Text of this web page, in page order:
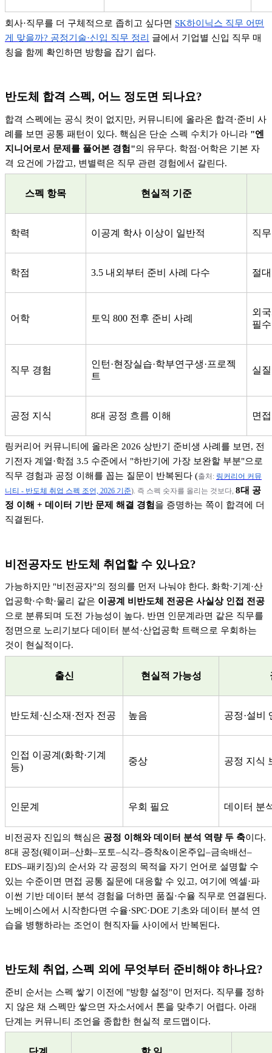
회사·직무를 더 구체적으로 좁히고 싶다면 SK하이닉스 직무 어떤
게
맞을까? 공정기술·신입 직무 정리
글에서 기업별 신입 직무 매
칭을 함께 확인하면 방향을 잡기 쉽다.
반도체 합격 스펙, 어느 정도면 되나요?
합격 스펙에는 공식 컷이 없지만, 커뮤니티에 올라온 합격·준비 사
례를 보면 공통 패턴이 있다. 핵심은 단순 스펙 수치가 아니라 "엔
지니어로서 문제를 풀어본 경험"의 유무다. 학점·어학은 기본 자
격 요건에 가깝고, 변별력은 직무 관련 경험에서 갈린다.
스펙 항목 현실적 기준
학력 이공계 학사 이상이 일반적 직
학점 3.5 내외부터 준비 사례 다수 절
어학 토익 800 전후 준비 사례
외
필수
직무 경험
인턴 ·현장실습·학부연구생·프로젝
트
실
공정 지식 8대 공정 흐름 이해 면
링커리어 커뮤니티에 올라온 2026 상반기 준비생 사례를 보면, 전
기전자 계열·학점 3.5 수준에서 "하반기에 가장 보완할 부분"으로
직무 경험과 공정 이해를 꼽는 질문이 반복된다 (출처 : 링커리어 커뮤
니티 - 반도체 취업 스펙 조언, 2026 기준). 즉 스펙 숫자를 올리는 것보다, 8대 공
정 이해 + 데이터 기반 문제 해결 경험을 증명하는 쪽이 합격에 더
직결된다.
비전공자도 반도체 취업할 수 있나요?
가능하지만 "비전공자"의 정의를 먼저 나눠야 한다. 화학·기계 ·산
업공학·수학·물리 같은 이공계 비반도체 전공은 사실상 인접 전공
으로 분류되며 도전 가능성이 높다. 반면 인문계라면 같은 직무를
정면으로 노리기보다 데이터 분석·산업공학 트랙으로 우회하는
것이 현실적이다.
출신 현실적 가능성
반도체 ·신소재 ·전자 전공 높음 공정·설비
인접 이공계 (화학·기계
등)
중상 공정 지식
인문계 우회 필요 데이터 분
비전공자 진입의 핵심은 공정 이해와 데이터 분석 역량 두 축이다.
8대 공정(웨이퍼–산화–포토–식각–증착&이온주입–금속배선–
EDS–패키징)의 순서와 각 공정의 목적을 자기 언어로 설명할 수
있는 수준이면 면접 공통 질문에 대응할 수 있고, 여기에 엑셀·파
이썬 기반 데이터 분석 경험을 더하면 품질·수율 직무로 연결된다.
노베이스에서 시작한다면 수율·SPC·DOE 기초와 데이터 분석 연
습을 병행하라는 조언이 현직자들 사이에서 반복된다.
반도체 취업, 스펙 외에 무엇부터 준비해야 하나요?
준비 순서는 스펙 쌓기 이전에 "방향 설정"이 먼저다. 직무를 정하
지 않은 채 스펙만 쌓으면 자소서에서 톤을 맞추기 어렵다. 아래
단계는 커뮤니티 조언을 종합한 현실적 로드맵이다.